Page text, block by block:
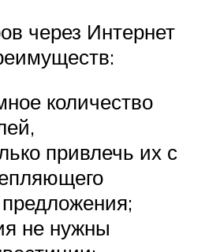
через Интернет
количество
привлечь их с
не нужны